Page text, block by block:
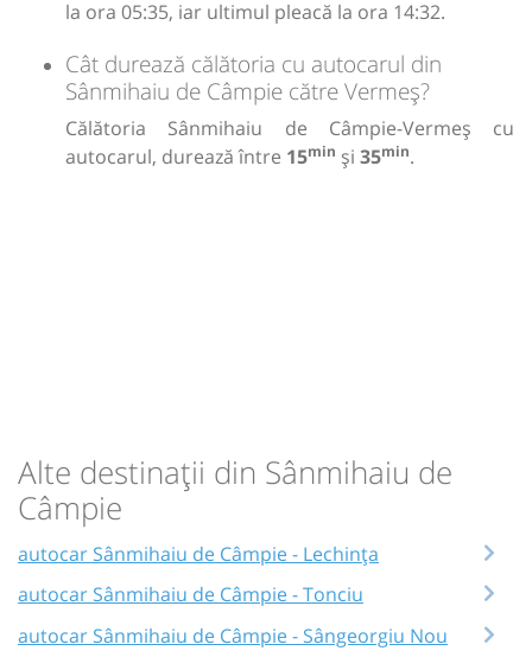
la ora 05:35, iar ultimul pleacă la ora 14:32.
Cât durează călătoria cu autocarul din
Sânmihaiu de Câmpie către Vermeș?
Călătoria Sânmihaiu de Câmpie-Vermeș cu
autocarul, durează între 15min și 35min.
Alte destinații din Sânmihaiu de
Câmpie
autocar Sânmihaiu de Câmpie - Lechința
autocar Sânmihaiu de Câmpie - Tonciu
autocar Sânmihaiu de Câmpie - Sângeorgiu Nou